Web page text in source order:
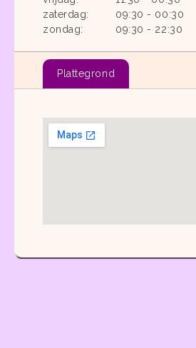
zaterdag:
09:30 - 00:30
zondag:
09:30 - 22:30
Plattegrond